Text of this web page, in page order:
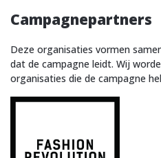
Campagnepartners
Deze organisaties vormen
dat de campagne leidt. Wij
organisaties die de campagne